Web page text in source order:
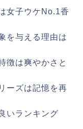
女子ウケNo.1香
を与える理由は
徴は爽やかさと
ーズは記憶を再
いランキング